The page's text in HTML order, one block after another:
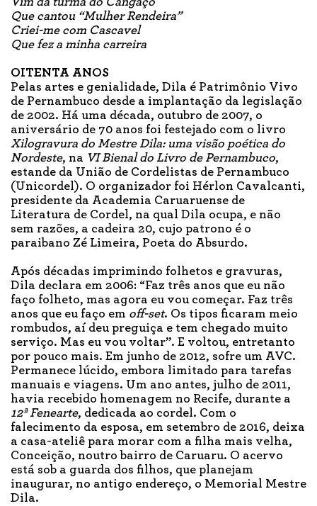
Que cantou “Mulher Rendeira”
Criei-me com Cascavel
Que fez a minha carreira
OITENTA ANOS
Pelas artes e genialidade, Dila é Patrimônio Vivo
de Pernambuco desde a implantação da legislação
de 2002. Há uma década, outubro de 2007, o
aniversário de 70 anos foi festejado com o livro
Xilogravura do Mestre Dila: uma visão poética do
Nordeste, na VI Bienal do Livro de Pernambuco,
estande da União de Cordelistas de Pernambuco
(Unicordel). O organizador foi Hérlon Cavalcanti,
presidente da Academia Caruaruense de
Literatura de Cordel, na qual Dila ocupa, e não
sem razões, a cadeira 20, cujo patrono é o
paraibano Zé Limeira, Poeta do Absurdo.
Após décadas imprimindo folhetos e gravuras,
Dila declara em 2006: “Faz três anos que eu não
faço folheto, mas agora eu vou começar. Faz três
anos que eu faço em off-set. Os tipos ficaram meio
rombudos, aí deu preguiça e tem chegado muito
serviço. Mas eu vou voltar”. E voltou, entretanto
por pouco mais. Em junho de 2012, sofre um AVC.
Permanece lúcido, embora limitado para tarefas
manuais e viagens. Um ano antes, julho de 2011,
havia recebido homenagem no Recife, durante a
12ª Fenearte, dedicada ao cordel. Com o
falecimento da esposa, em setembro de 2016, deixa
a casa-ateliê para morar com a filha mais velha,
Conceição, noutro bairro de Caruaru. O acervo
está sob a guarda dos filhos, que planejam
inaugurar, no antigo endereço, o Memorial Mestre
Dila.